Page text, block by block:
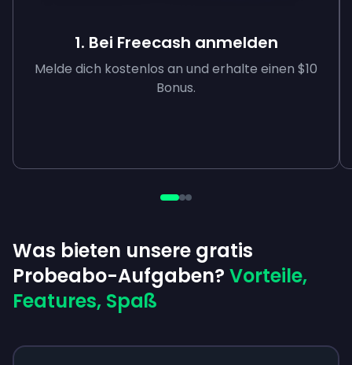
1. Bei Freecash anmelden
Melde dich kostenlos an und erhalte einen $10
Bonus.
Was bieten unsere gratis
Probeabo-Aufgaben? Vorteile,
Features, Spaß